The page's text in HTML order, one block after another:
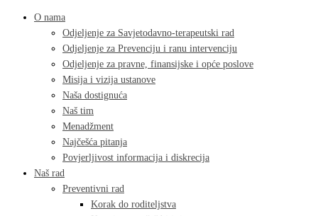
O nama
Odjeljenje za Savjetodavno-terapeutski rad
Odjeljenje za Prevenciju i ranu intervenciju
Odjeljenje za pravne, finansijske i opće poslove
Misija i vizija ustanove
Naša dostignuća
Naš tim
Menadžment
Najčešća pitanja
Povjerljivost informacija i diskrecija
Naš rad
Preventivni rad
Korak do roditeljstva